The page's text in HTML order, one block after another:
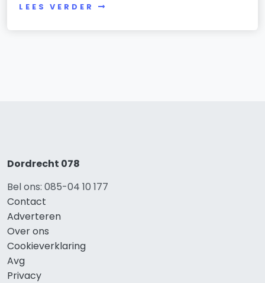
LEES VERDER
Dordrecht 078
Bel ons: 085-04 10 177
Contact
Adverteren
Over ons
Cookieverklaring
Avg
Privacy